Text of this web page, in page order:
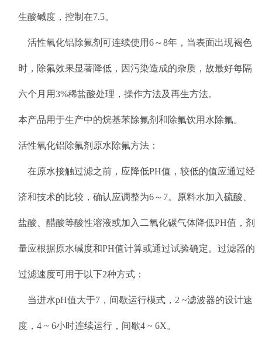
生酸碱度，控制在7.5。
活性氧化铝除氟剂可连续使用6～8年，当表面出现褐色
时，除氟效果显著降低，因污染造成的杂质，故最好每隔
六个月用3%稀盐酸处理，操作方法及再生方法。
本产品用于生产中的烷基苯除氟剂和除氟饮用水除氟。
活性氧化铝除氟剂原水除氟方法：
在原水接触过滤之前，应降低PH值，较低的值应通过经
济和技术的比较，确认应调整为6～7。原料水加入硫酸、
盐酸、醋酸等酸性溶液或加入二氧化碳气体降低PH值，剂
量应根据原水碱度和PH值计算或通过试验确定。过滤器的
过滤速度可用于以下2种方式：
当进水pH值大于7，间歇运行模式，2 ~滤波器的设计速
度，4 ~ 6小时连续运行，间歇4 ~ 6X。